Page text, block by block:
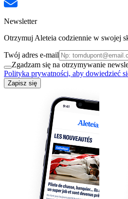
Newsletter
Otrzymuj Aleteia codziennie w swojej
Twój adres e-mail
Zgadzam się na otrzymywanie
Polityka prywatności, aby dowiedzieć
Zapisz się